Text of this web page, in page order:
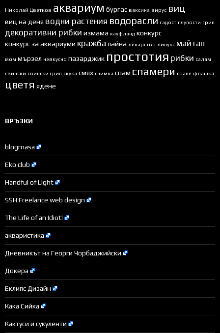
Николай Цветков аквариум бургас ваксина вирус виц
виц на деня водни растения водорасли гадост глупости грип
декоративни рибки измама кауфланд конкурс
конкурс за аквариуми кражба лайна лекарство линукс майтап
мом мързел невкусно пазарджик простотия рибки салам
свински свински грип скука смях снимка спам спамери сране флашка
цветя ядене
ВРЪЗКИ
blogmasa
Eko club
Handful of Light
SSH Freelance web design
The Life of an Idiot!
акваристика
Дневникът на Георги Чорбаджийски
Докера
Еклипс Дизайн
Кака Сийка
Кактуси и сукуленти